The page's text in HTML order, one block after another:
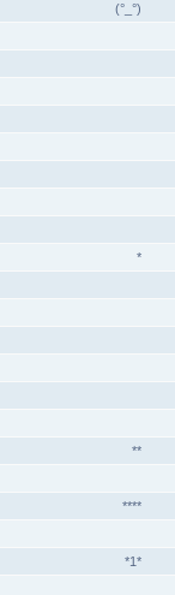
(°_°)
*
**
****
*1*